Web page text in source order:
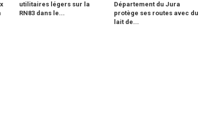
utilitaires légers sur la
RN83 dans le...
Département du Jura
protège ses routes avec du
lait de...